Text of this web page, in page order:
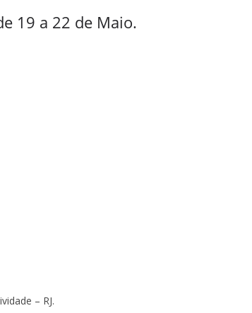
19 a 22 de Maio.
– RJ.